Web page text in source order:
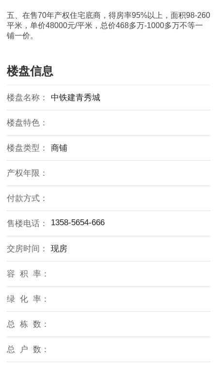
五、在售70年产权住宅底商，得房率95%以上，面积98-260
平米，单价48000元/平米，总价468多万-1000多万不等一
铺一价。
楼盘信息
楼盘名称： 中铁建青秀城
楼盘特色：
楼盘类型： 商铺
产权年限：
付款方式：
售楼电话： 1358-5654-666
交房时间： 现房
容 积 率：
绿 化 率：
总 栋 数：
总 户 数：